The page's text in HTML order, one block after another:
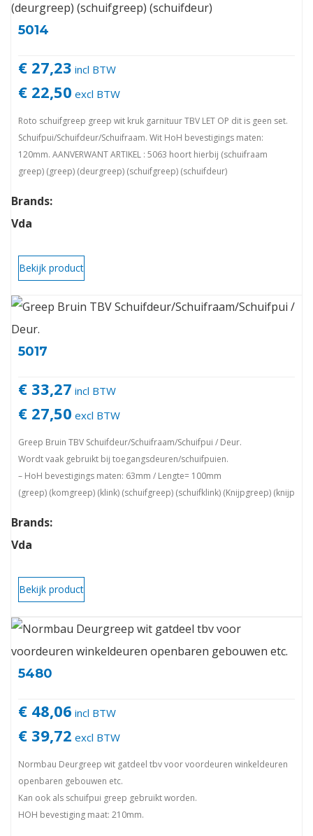
5014
€ 27,23 incl BTW
€ 22,50 excl BTW
Roto schuifgreep greep wit kruk garnituur TBV LET OP dit is geen set.
Schuifpui/Schuifdeur/Schuifraam. Wit HoH bevestigings maten:
120mm. AANVERWANT ARTIKEL : 5063 hoort hierbij (schuifraam
greep) (greep) (deurgreep) (schuifgreep) (schuifdeur)
Brands:
Vda
Bekijk product
5017
€ 33,27 incl BTW
€ 27,50 excl BTW
Greep Bruin TBV Schuifdeur/Schuifraam/Schuifpui / Deur.
Wordt vaak gebruikt bij toegangsdeuren/schuifpuien.
– HoH bevestigings maten: 63mm / Lengte= 100mm
(greep) (komgreep) (klink) (schuifgreep) (schuifklink) (Knijpgreep) (knijp
Brands:
Vda
Bekijk product
5480
€ 48,06 incl BTW
€ 39,72 excl BTW
Normbau Deurgreep wit gatdeel tbv voor voordeuren winkeldeuren
openbaren gebouwen etc.
Kan ook als schuifpui greep gebruikt worden.
HOH bevestiging maat: 210mm.